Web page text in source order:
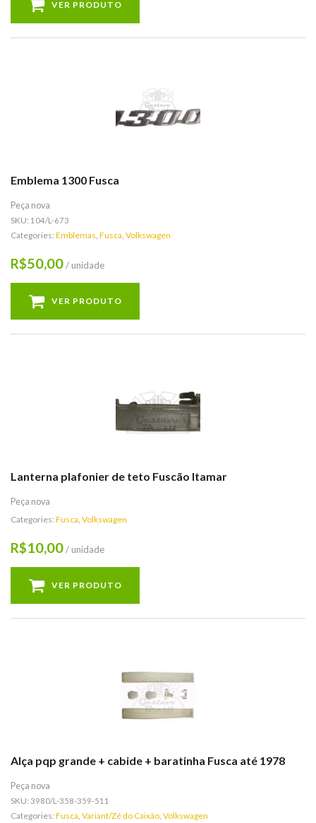
VER PRODUTO
Emblema 1300 Fusca
Peça nova
SKU: 104/L-673
Categories: Emblemas Fusca Volkswagen
R$50,00/ unidade
VER PRODUTO
Lanterna plafonier de teto Fuscão Itamar
Peça nova
Categories: Fusca Volkswagen
R$10,00/ unidade
VER PRODUTO
Alça pqp grande + cabide + baratinha Fusca até 1978
Peça nova
SKU: 3980/L-358-359-511
Categories: Fusca Variant/Zé do Caixão Volkswagen